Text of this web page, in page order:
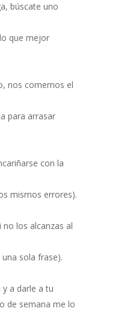
búscate uno
que mejor
nos comemos el
para arrasar
con la
mismos errores).
los alcanzas al
sola frase).
a darle a tu
de semana me lo